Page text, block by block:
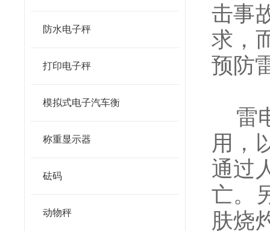
防水电子秤
打印电子秤
模拟式电子汽车衡
称重显示器
砝码
动物秤
击事
求，
预防
雷
用，
通过
亡。
肤烧